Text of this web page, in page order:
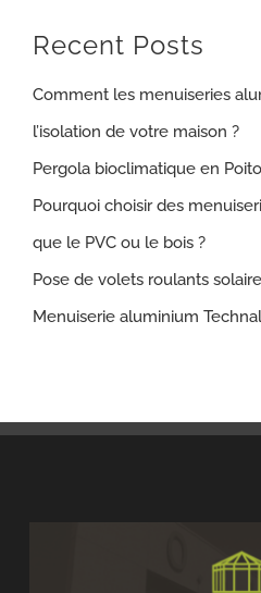
Recent Posts
Comment les menuiseries
l’isolation de votre maison ?
Pergola bioclimatique en
Pourquoi choisir des
que le PVC ou le bois ?
Pose de volets roulants
Menuiserie aluminium